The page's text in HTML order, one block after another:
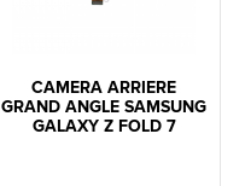
CAMERA ARRIERE
GRAND ANGLE SAMSUNG
GALAXY Z FOLD 7